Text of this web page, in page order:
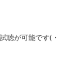
聴が可能です(・